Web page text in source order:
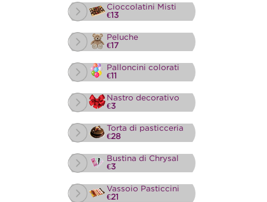
Cioccolatini Misti
€13
Peluche
€17
Palloncini colorati
€11
Nastro decorativo
€3
Torta di pasticceria
€28
Bustina di Chrysal
€3
Vassoio Pasticcini
€21